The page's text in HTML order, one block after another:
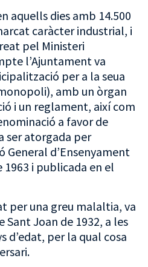
aquells dies amb 14.500
caràcter industrial, i
pel Ministeri
l’Ajuntament va
per a la seua
amb un òrgan
i un reglament, així com
a favor de
ser atorgada per
General d’Ensenyament
1963 i publicada en el
per una greu malaltia, va
Sant Joan de 1932, a les
d’edat, per la qual cosa